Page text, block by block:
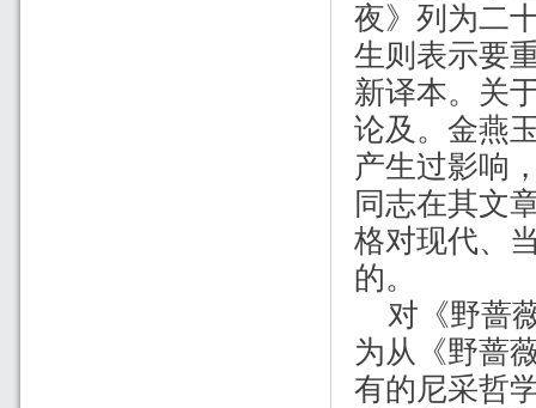
夜》列为二
生则表示要
新译本。关
论及。金燕
产生过影响
同志在其文
格对现代、
的。
对《野蔷
为从《野蔷
有的尼采哲